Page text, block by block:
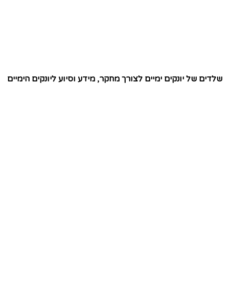
שלדים של יונקים ימיים לצורך מחקר, מידע וסיוע ליונקים הימיים